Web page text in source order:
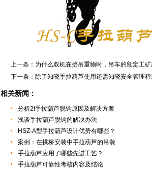
上一条： 为什么双机在抬吊重物时，吊车的额定工
下一条： 除了知晓手拉葫芦使用还需知晓安全管理
相关新闻：
分析2t手拉葫芦脱钩原因及解决方案
浅谈手拉葫芦脱钩的解决办法
HSZ-A型手拉葫芦设计优势有哪些？
案例：在拱桥安装中手拉葫芦的吊装
手拉葫芦应用了哪些先进工艺？
手拉葫芦可靠性考核内容及结论